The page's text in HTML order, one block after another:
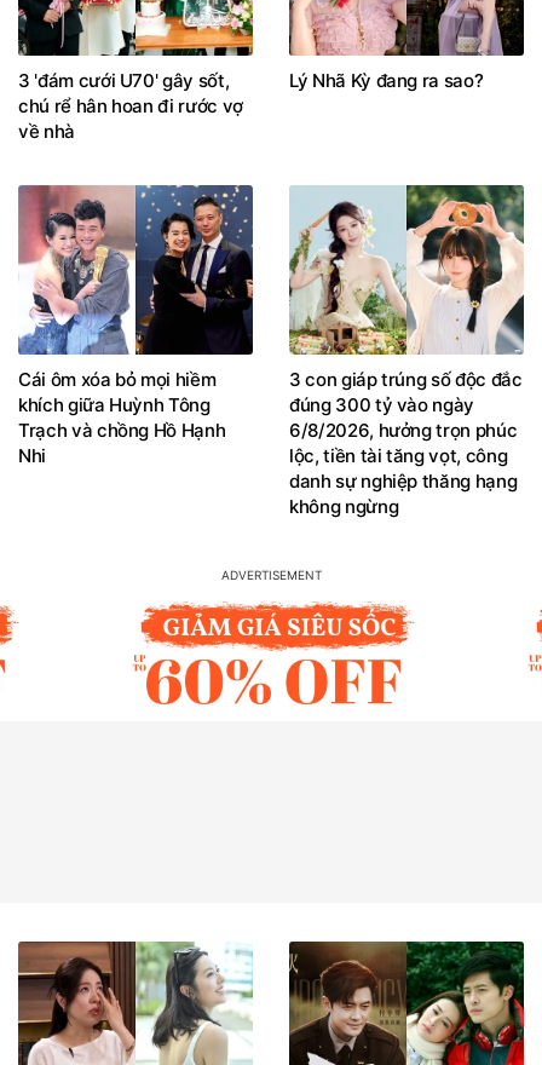
3 'đám cưới U70' gây sốt,
chú rể hân hoan đi rước vợ
về nhà
Lý Nhã Kỳ đang ra sao?
Cái ôm xóa bỏ mọi hiềm
khích giữa Huỳnh Tông
Trạch và chồng Hồ Hạnh
Nhi
3 con giáp trúng số độc đắc
đúng 300 tỷ vào ngày
6/8/2026, hưởng trọn phúc
lộc, tiền tài tăng vọt, công
danh sự nghiệp thăng hạng
không ngừng